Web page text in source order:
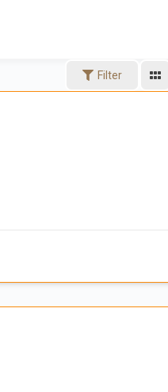
Filter